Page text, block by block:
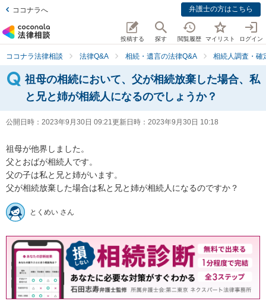
ココナラへ 弁護士の方はこちら
投稿する 探す 閲覧履歴 マイリスト ログイン
ココナラ法律相談 法律Q&A 相続・遺言の法律Q&A 相続人調査・確
祖母の相続において、父が相続放棄した場合、私
と兄と姉が相続人になるのでしょうか？
公開日時： 2023年9月30日 09:21更新日時： 2023年9月30日 10:18
祖母が他界しました。
父とおばが相続人です。
父の子は私と兄と姉がいます。
父が相続放棄した場合は私と兄と姉が相続人になるのですか？
とくめい さん